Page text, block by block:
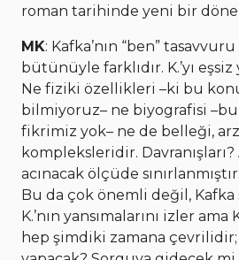
roman tarihinde yeni bir
MK: Kafka’nın “ben”
bütünüyle farklıdır. K.’yı
Ne fiziki özellikleri –ki bu
bilmiyoruz– ne biyografisi
fikrimiz yok– ne de belleği,
kompleksleridir. Davranışları?
acınacak ölçüde
Bu da çok önemli değil,
K.’nın yansımalarını izler ama
hep şimdiki zamana